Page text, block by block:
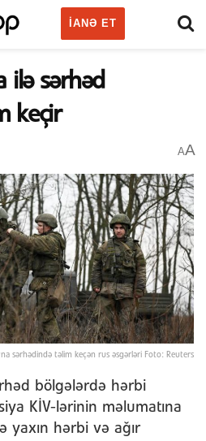
IANƏ ET
ilə sərhəd
keçir
AA
sərhədində təlim keçən rus əsgərləri Foto: Reuters
bölgələrdə hərbi
KİV-lərinin məlumatına
yaxın hərbi və ağır